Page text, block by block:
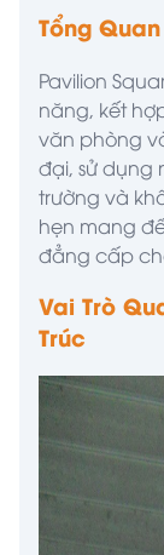
Tổng
Pavilion
năng, kết
văn phòng
đại, sử dụng
trường và
hẹn mang
đẳng cấp
Vai Trò
Trúc